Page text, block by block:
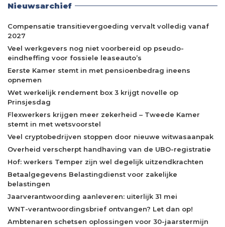
Nieuwsarchief
Compensatie transitievergoeding vervalt volledig vanaf
2027
Veel werkgevers nog niet voorbereid op pseudo-
eindheffing voor fossiele leaseauto’s
Eerste Kamer stemt in met pensioenbedrag ineens
opnemen
Wet werkelijk rendement box 3 krijgt novelle op
Prinsjesdag
Flexwerkers krijgen meer zekerheid – Tweede Kamer
stemt in met wetsvoorstel
Veel cryptobedrijven stoppen door nieuwe witwasaanpak
Overheid verscherpt handhaving van de UBO-registratie
Hof: werkers Temper zijn wel degelijk uitzendkrachten
Betaalgegevens Belastingdienst voor zakelijke
belastingen
Jaarverantwoording aanleveren: uiterlijk 31 mei
WNT-verantwoordingsbrief ontvangen? Let dan op!
Ambtenaren schetsen oplossingen voor 30-jaarstermijn